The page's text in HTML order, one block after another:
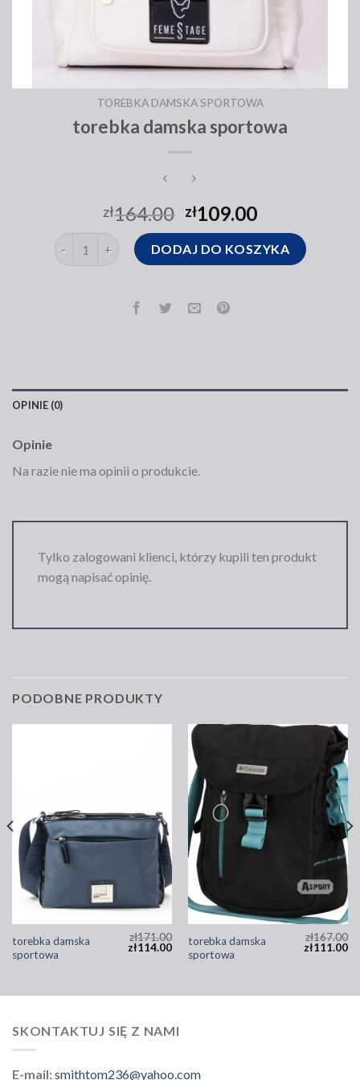
TOREBKA DAMSKA SPORTOWA
torebka damska sportowa
zł164.00 zł109.00
ilość torebka damska sportowaDODAJ DO KOSZYKA
OPINIE (0)
Opinie
Na razie nie ma opinii o produkcie.
Tylko zalogowani klienci, którzy kupili ten produkt
mogą napisać opinię.
PODOBNE PRODUKTY
torebka damska
sportowa
zł171.00
zł114.00
torebka damska
sportowa
zł167.00
zł111.00
SKONTAKTUJ SIĘ Z NAMI
E-mail:smithtom236@yahoo.com